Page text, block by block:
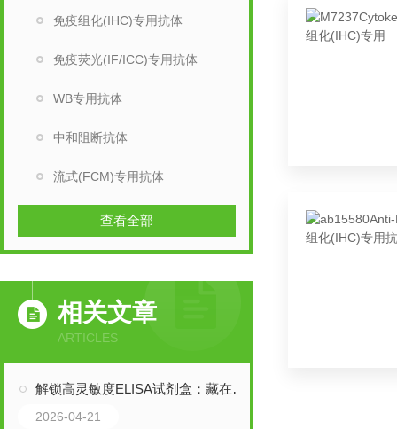
免疫组化(IHC)专用抗体
免疫荧光(IF/ICC)专用抗体
WB专用抗体
中和阻断抗体
流式(FCM)专用抗体
查看全部
相关文章
ARTICLES
解锁高灵敏度ELISA试剂盒：藏在细节里的检测优势，藏着哪些惊喜？
2026-04-21